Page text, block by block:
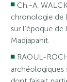
Ch.-A.
chronologie de
sur l’époque
Madjapahit.
RAOUL-
archéologiques